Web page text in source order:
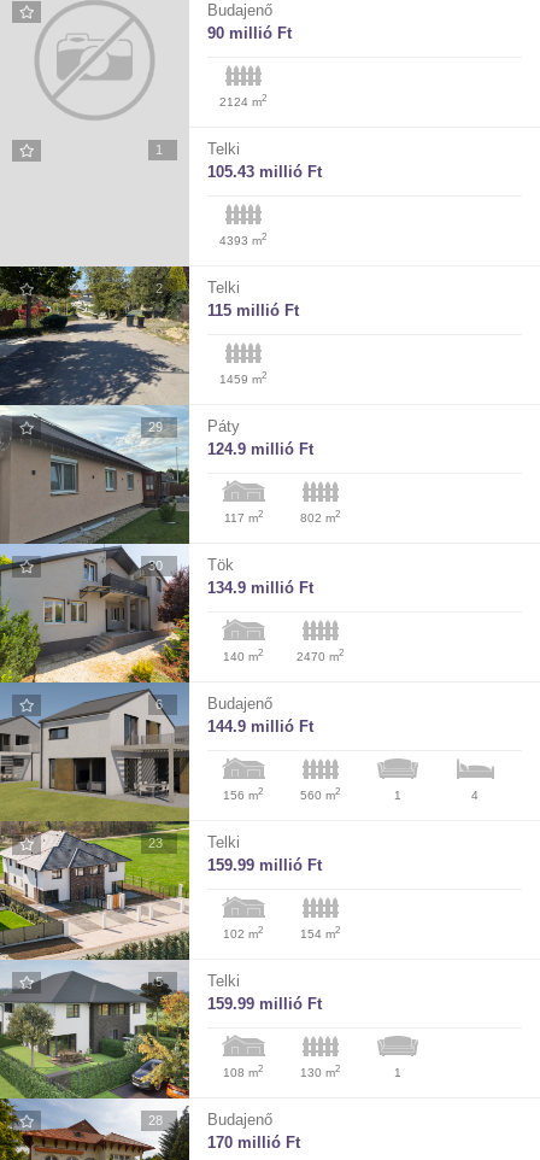
Budajenő
90 millió Ft
2124 m2
1
Telki
105.43 millió Ft
4393 m2
2
Telki
115 millió Ft
1459 m2
29
Páty
124.9 millió Ft
117 m2 802 m2
30
Tök
134.9 millió Ft
140 m2 2470 m2
6
Budajenő
144.9 millió Ft
156 m2 560 m2 1 4
23
Telki
159.99 millió Ft
102 m2 154 m2
5
Telki
159.99 millió Ft
108 m2 130 m2 1
28
Budajenő
170 millió Ft